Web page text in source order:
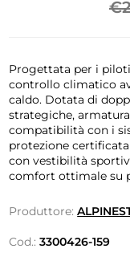
Progettata per i
controllo climatico
caldo. Dotata di
strategiche,
compatibilità con i
protezione certificata
con vestibilità
comfort ottimale su
Produttore:
Cod.: 3300426-159